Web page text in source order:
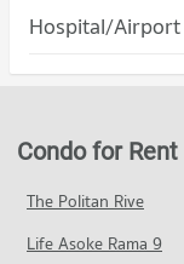
Condo for Rent
Condo
Condo for Rent
Condo for Sale near
2,272 properties for
Condo Rama 9 Road
PROJECT_COUNT
Hospital/Airport
Condo for
The Politan Rive
Life Asoke Rama 9